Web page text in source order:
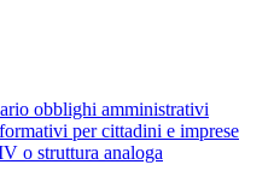
obblighi amministrativi
per cittadini e imprese
o struttura analoga